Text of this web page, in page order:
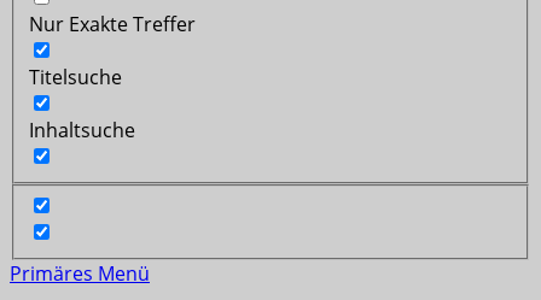
Nur Exakte Treffer
Titelsuche
Inhaltsuche
Primäres Menü